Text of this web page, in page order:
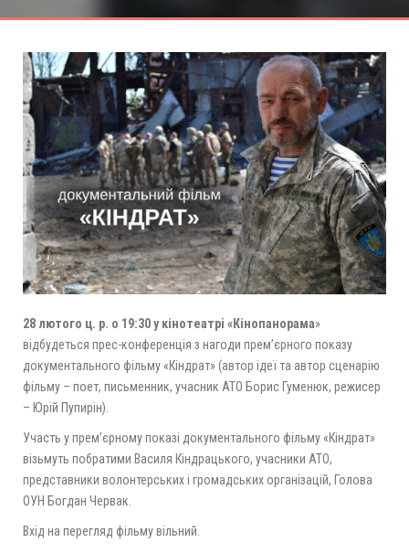
28 лютого ц. р. о 19:30 у кінотеатрі «Кінопанорама»
відбудеться прес-конференція з нагоди прем’єрного показу
документального фільму «Кіндрат» (автор ідеї та автор сценарію
фільму – поет, письменник, учасник АТО Борис Гуменюк, режисер
– Юрій Пупирін).
Участь у прем’єрному показі документального фільму «Кіндрат»
візьмуть побратими Василя Кіндрацького, учасники АТО,
представники волонтерських і громадських організацій, Голова
ОУН Богдан Червак.
Вхід на перегляд фільму вільний.